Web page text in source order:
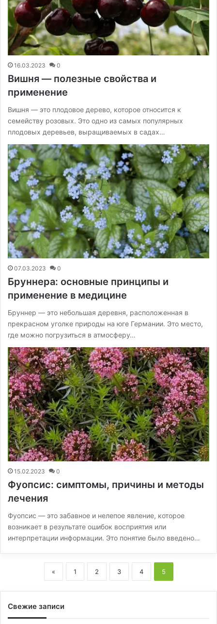
16.03.2023 0
Вишня — полезные свойства и
применение
Вишня — это плодовое дерево, которое относится к
семейству розовых. Это одно из самых популярных
плодовых деревьев, выращиваемых в садах…
07.03.2023 0
Бруннера: основные принципы и
применение в медицине
Бруннер — это небольшая деревня, расположенная в
прекрасном уголке природы на юге Германии. Это место,
где можно погрузиться в атмосферу…
15.02.2023 0
Фуопсис: симптомы, причины и методы
лечения
Фуопсис — это забавное и нелепое явление, которое
возникает в результате ошибок восприятия или
интерпретации информации. Это понятие было введено…
« 1 2 3 4 5
Свежие записи